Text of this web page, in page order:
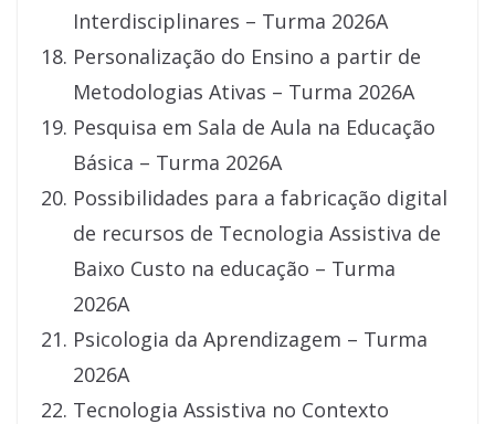
Interdisciplinares – Turma 2026A
Personalização do Ensino a partir de
Metodologias Ativas – Turma 2026A
Pesquisa em Sala de Aula na Educação
Básica – Turma 2026A
Possibilidades para a fabricação digital
de recursos de Tecnologia Assistiva de
Baixo Custo na educação – Turma
2026A
Psicologia da Aprendizagem – Turma
2026A
Tecnologia Assistiva no Contexto